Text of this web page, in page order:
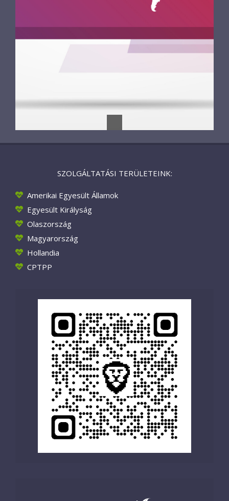
SZOLGÁLTATÁSI TERÜLETEINK:
Amerikai Egyesült Államok
Egyesült Királyság
Olaszország
Magyarország
Hollandia
CPTPP